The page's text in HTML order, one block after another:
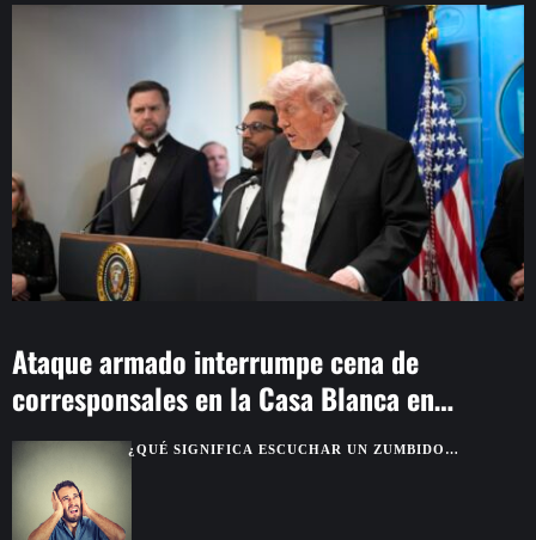
Ataque armado interrumpe cena de
corresponsales en la Casa Blanca en
Washington¿QUÉ SIGNIFICA ESCUCHAR UN ZUMBIDO